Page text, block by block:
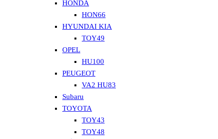
HONDA
HON66
HYUNDAI KIA
TOY49
OPEL
HU100
PEUGEOT
VA2 HU83
Subaru
TOYOTA
TOY43
TOY48